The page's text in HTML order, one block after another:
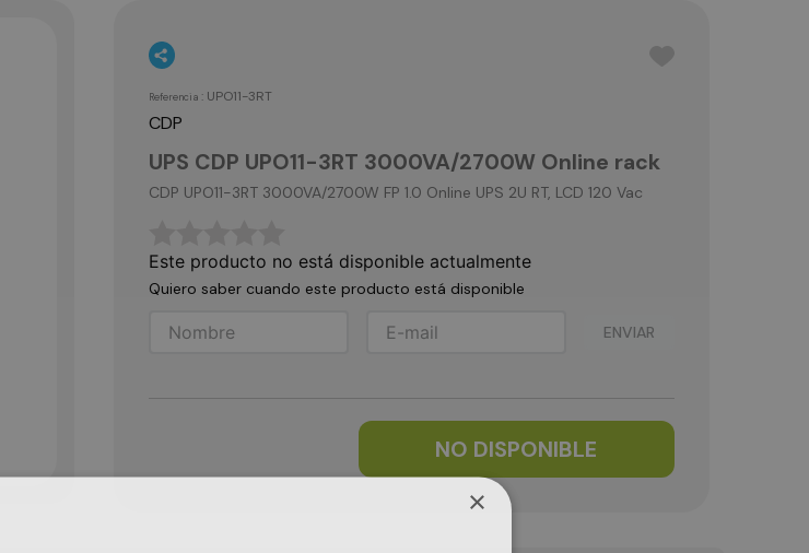
Referencia : UPO11-3RT
CDP
UPS CDP UPO11-3RT 3000VA/2700W Online rack
CDP UPO11-3RT 3000VA/2700W FP 1.0 Online UPS 2U RT, LCD 120 Vac
Este producto no está disponible actualmente
Quiero saber cuando este producto está disponible
ENVIAR
NO DISPONIBLE
×